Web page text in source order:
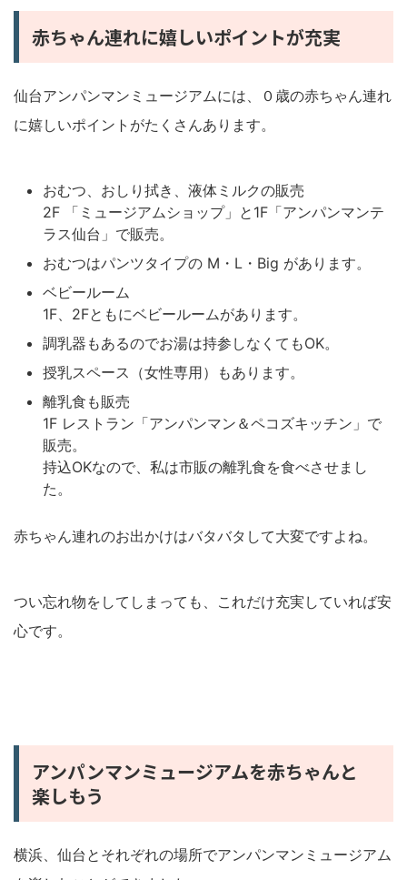
赤ちゃん連れに嬉しいポイントが充実
仙台アンパンマンミュージアムには、０歳の赤ちゃん連れ
に嬉しいポイントがたくさんあります。
おむつ、おしり拭き、液体ミルクの販売
2F 「ミュージアムショップ」と1F「アンパンマンテ
ラス仙台」で販売。
おむつはパンツタイプの M・L・Big があります。
ベビールーム
1F、2Fともにベビールームがあります。
調乳器もあるのでお湯は持参しなくてもOK。
授乳スペース（女性専用）もあります。
離乳食も販売
1F レストラン「アンパンマン＆ペコズキッチン」で
販売。
持込OKなので、私は市販の離乳食を食べさせまし
た。
赤ちゃん連れのお出かけはバタバタして大変ですよね。
つい忘れ物をしてしまっても、これだけ充実していれば安
心です。
アンパンマンミュージアムを赤ちゃんと
楽しもう
横浜、仙台とそれぞれの場所でアンパンマンミュージアム